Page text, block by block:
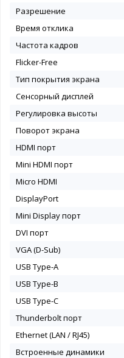
Разрешение
Время отклика
Частота кадров
Flicker-Free
Тип покрытия экрана
Сенсорный дисплей
Регулировка высоты
Поворот экрана
HDMI порт
Mini HDMI порт
Micro HDMI
DisplayPort
Mini Display порт
DVI порт
VGA (D-Sub)
USB Type-A
USB Type-B
USB Type-C
Thunderbolt порт
Ethernet (LAN / RJ45)
Встроенные динамики